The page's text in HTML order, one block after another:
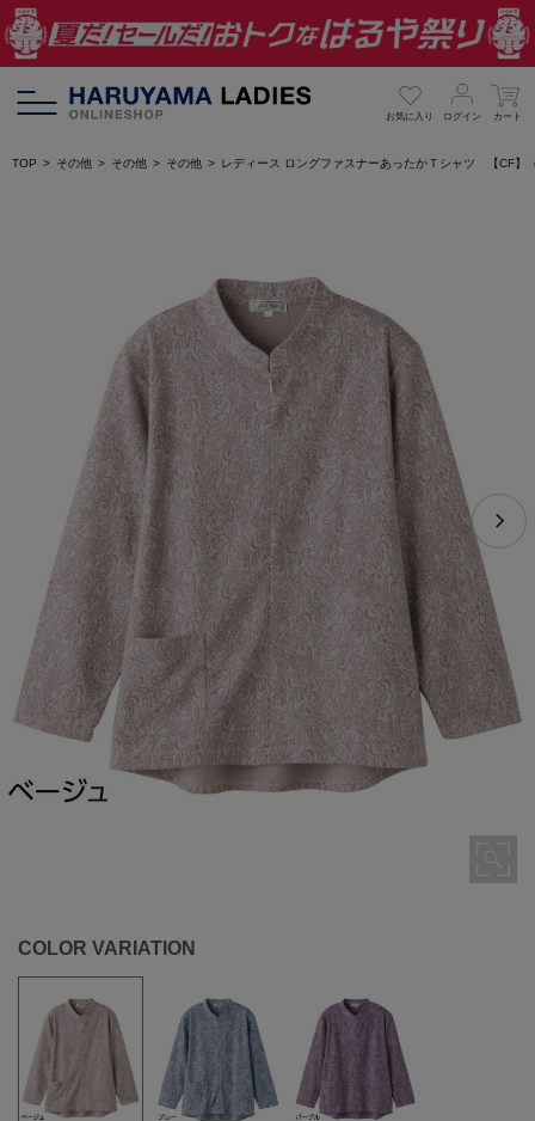
お気に入り ログイン カート
TOP その他 その他 その他 レディース ロングファスナーあったかＴシャツ 【CF】
COLOR VARIATION